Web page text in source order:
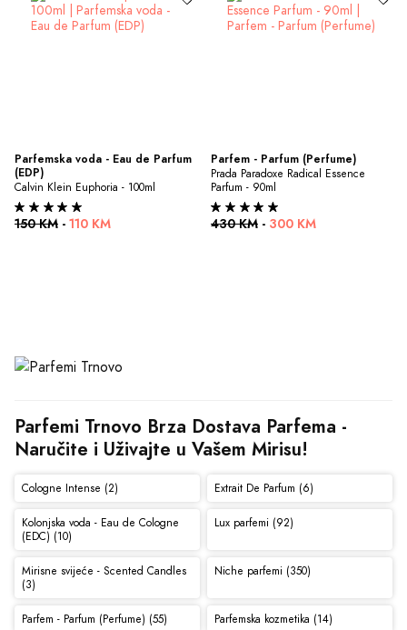
Parfemska voda - Eau de Parfum
(EDP)
Calvin Klein Euphoria - 100ml
150 KM - 110 KM
Parfem - Parfum (Perfume)
Prada Paradoxe Radical Essence
Parfum - 90ml
430 KM - 300 KM
Parfemi Trnovo Brza Dostava Parfema -
Naručite i Uživajte u Vašem Mirisu!
Cologne Intense (2) Extrait De Parfum (6)
Kolonjska voda - Eau de Cologne
(EDC) (10)
Lux parfemi (92)
Mirisne svijeće - Scented Candles
(3)
Niche parfemi (350)
Parfem - Parfum (Perfume) (55) Parfemska kozmetika (14)